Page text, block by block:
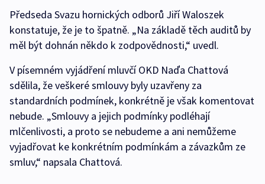
Předseda Svazu hornických odborů Jiří Waloszek
konstatuje, že je to špatně. „Na základě těch auditů by
měl být dohnán někdo k zodpovědnosti,“ uvedl.
V písemném vyjádření mluvčí OKD Naďa Chattová
sdělila, že veškeré smlouvy byly uzavřeny za
standardních podmínek, konkrétně je však komentovat
nebude. „Smlouvy a jejich podmínky podléhají
mlčenlivosti, a proto se nebudeme a ani nemůžeme
vyjadřovat ke konkrétním podmínkám a závazkům ze
smluv,“ napsala Chattová.